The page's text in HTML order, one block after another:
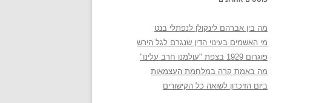
מה בין אברהם לינקולן לנפתלי בנט
מי האשמים בעינוי הדין שנגרם לגל הירש
פוגרום 1929 בצפת "עולמנו חרב עלינו"
מה באמת קרה במלחמת העצמאות
ביום הזיכרון לשואה כל הקישורים